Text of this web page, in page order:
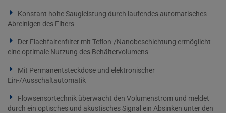
Konstant hohe Saugleistung durch laufendes automatisches
Abreinigen des Filters
Der Flachfaltenfilter mit Teflon-/Nanobeschichtung ermöglicht
eine optimale Nutzung des Behältervolumens
Mit Permanentsteckdose und elektronischer
Ein-/Ausschaltautomatik
Flowsensortechnik überwacht den Volumenstrom und meldet
durch ein optisches und akustisches Signal ein Absinken unter den